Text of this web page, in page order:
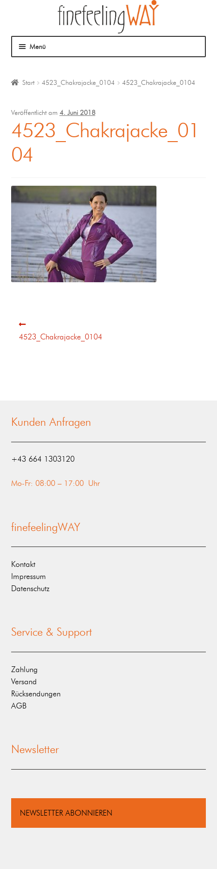
Menü
Coaching
Klangmassage
Start 4523_Chakrajacke_0104 4523_Chakrajacke_0104
Veröffentlicht am 4. Juni 2018
4523_Chakrajacke_01
04
4523_Chakrajacke_0104
Kunden Anfragen
‭+43 664 1303120‬
Mo-Fr: 08:00 – 17:00 Uhr
finefeelingWAY
Kontakt
Impressum
Datenschutz
Service & Support
Zahlung
Versand
Rücksendungen
AGB
Newsletter
NEWSLETTER ABONNIEREN